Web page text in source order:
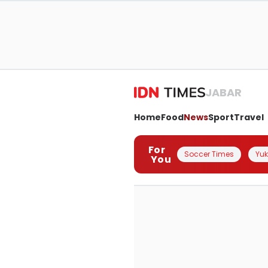
JABAR
HomeFoodNewsSportTravel
For
You Soccer Times